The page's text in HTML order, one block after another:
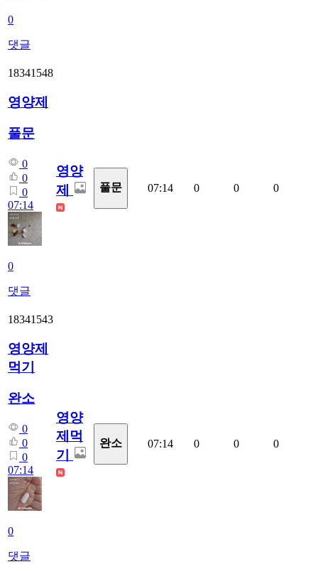
0
댓글
18341548
영양제
풀문
0
0
0
07:14
0
댓글
영양
제
풀문 07:14 0 0 0
18341543
영양제
먹기
완소
0
0
0
07:14
0
댓글
영양
제먹
기
완소 07:14 0 0 0